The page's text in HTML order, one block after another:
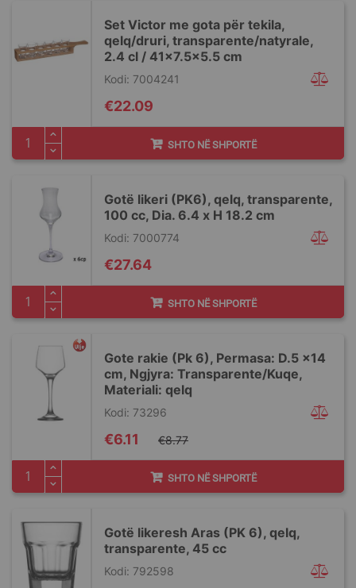
Set Victor me gota për tekila,
qelq/druri, transparente/natyrale,
2.4 cl / 41x7.5x5.5 cm
Kodi: 7004241
€22.09
SHTO NË SHPORTË
Gotë likeri (PK6), qelq, transparente,
100 cc, Dia. 6.4 x H 18.2 cm
Kodi: 7000774
€27.64
SHTO NË SHPORTË
Gote rakie (Pk 6), Permasa: D.5 x14
cm, Ngjyra: Transparente/Kuqe,
Materiali: qelq
Kodi: 73296
Special
Price
€6.11 €8.77
SHTO NË SHPORTË
Gotë likeresh Aras (PK 6), qelq,
transparente, 45 cc
Kodi: 792598